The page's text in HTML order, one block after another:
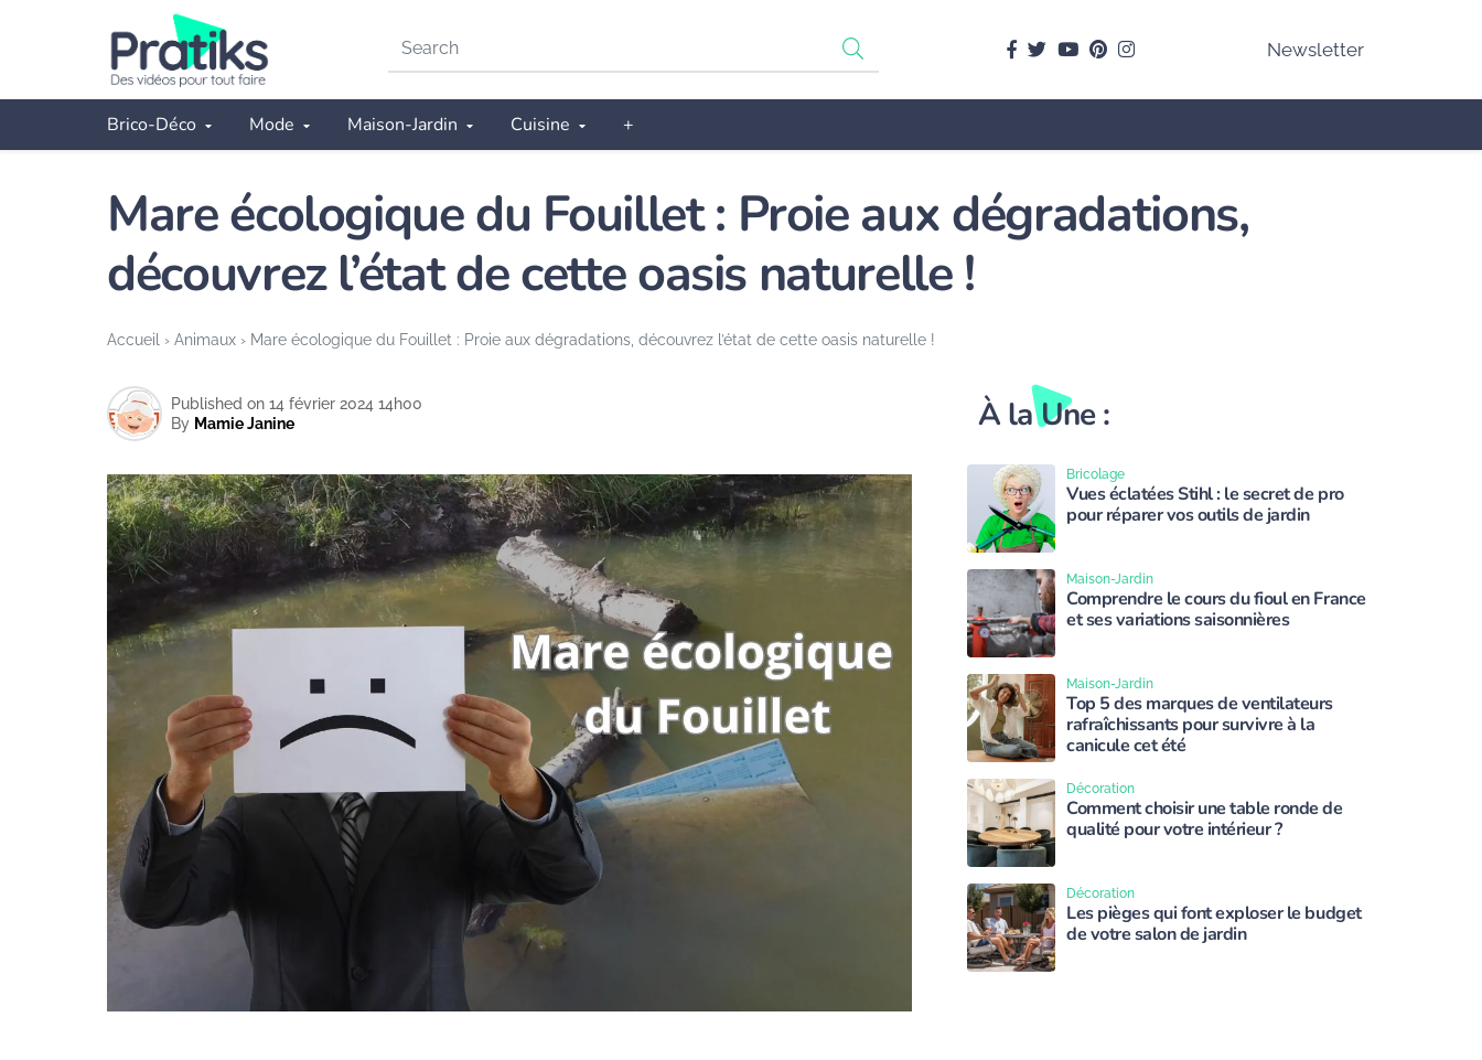
Search
facebook
Twitteryoutubepinterest
instagram Newsletter
Brico-Déco Mode Maison-Jardin Cuisine +
Accueil › Animaux › Mare écologique du Fouillet : Proie aux dégradations, découvrez l’état de cette oasis naturelle !
Mare écologique du Fouillet : Proie aux dégradations,
découvrez l’état de cette oasis naturelle !
By Mamie Janine
Published on 14 février 2024 14h00 À la Une :
Vues éclatées Stihl : le secret de pro
pour réparer vos outils de jardin
Bricolage
Comprendre le cours du fioul en France
et ses variations saisonnières
Maison-Jardin
Top 5 des marques de ventilateurs
rafraîchissants pour survivre à la
canicule cet été
Maison-Jardin
Comment choisir une table ronde de
qualité pour votre intérieur ?
Décoration
Les pièges qui font exploser le budget
de votre salon de jardin
Décoration